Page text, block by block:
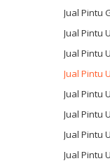
Jual Pintu
Jual Pintu
Jual Pintu
Jual Pintu
Jual Pintu
Jual Pintu
Jual Pintu
Jual Pintu